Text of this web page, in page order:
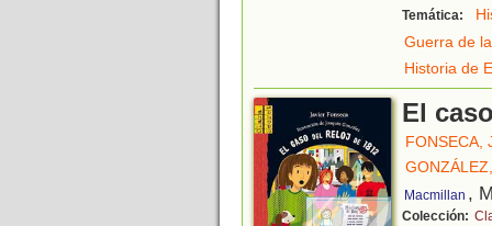
Temática:
Guerra de
Historia de
El
FONSECA,
Macmillan ,
Colección: